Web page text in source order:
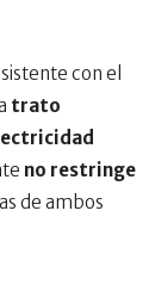
con el
trato
no restringe
de ambos